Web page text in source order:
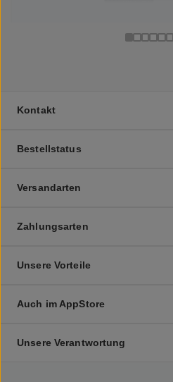
Kontakt
Bestellstatus
Versandarten
Zahlungsarten
Unsere Vorteile
Auch im AppStore
Unsere Verantwortung